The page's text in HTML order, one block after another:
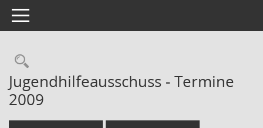
Toggle navigation
Rechercheauswahl
Jugendhilfeausschuss - Termine
2009